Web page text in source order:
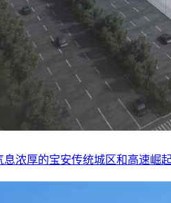
浓厚的宝安传统城区和高速崛